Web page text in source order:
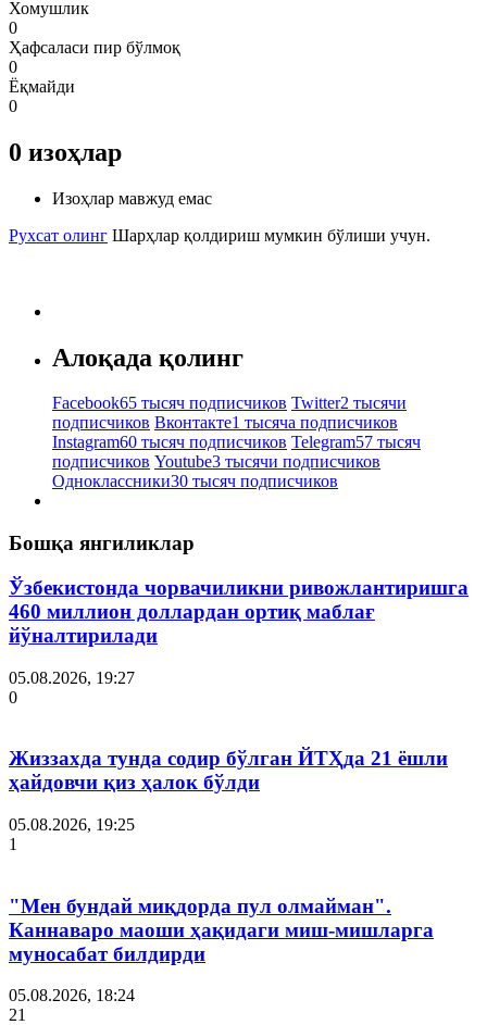
Хомушлик
0
Ҳафсаласи пир бўлмоқ
0
Ёқмайди
0
0 изоҳлар
Изоҳлар мавжуд емас
Рухсат олинг Шарҳлар қолдириш мумкин бўлиши учун.
Алоқада қолинг
Facebook65 тысяч подписчиков Twitter2 тысячи
подписчиков Вконтакте1 тысяча подписчиков
Instagram60 тысяч подписчиков Telegram57 тысяч
подписчиков Youtube3 тысячи подписчиков
Одноклассники30 тысяч подписчиков
Бошқа янгиликлар
Ўзбекистонда чорвачиликни ривожлантиришга
460 миллион доллардан ортиқ маблағ
йўналтирилади
05.08.2026, 19:27
0
Жиззахда тунда содир бўлган ЙТҲда 21 ёшли
ҳайдовчи қиз ҳалок бўлди
05.08.2026, 19:25
1
"Мен бундай миқдорда пул олмайман".
Каннаваро маоши ҳақидаги миш-мишларга
муносабат билдирди
05.08.2026, 18:24
21